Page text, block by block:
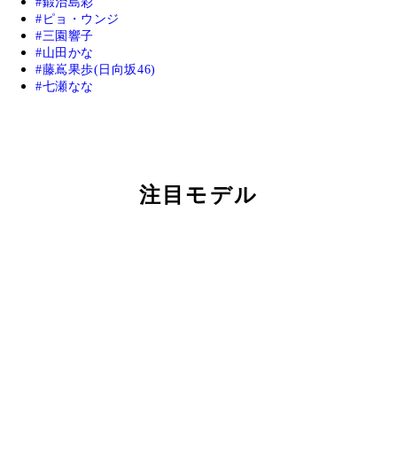
ピョ・ウンジ
三園響子
山田かな
藤嶌果歩(日向坂46)
七瀬なな
注目モデル